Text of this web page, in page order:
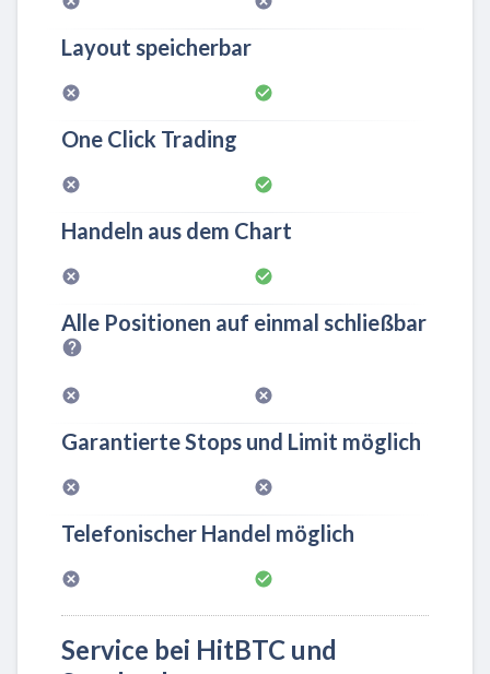
Layout speicherbar
One Click Trading
Handeln aus dem Chart
Alle Positionen auf einmal schließbar
Garantierte Stops und Limit möglich
Telefonischer Handel möglich
Service bei HitBTC und